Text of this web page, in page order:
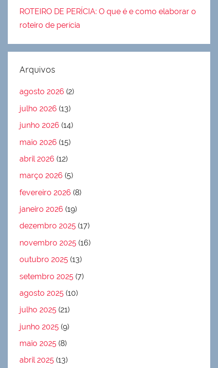
ROTEIRO DE PERÍCIA: O que é e como elaborar o
roteiro de perícia
Arquivos
agosto 2026 (2)
julho 2026 (13)
junho 2026 (14)
maio 2026 (15)
abril 2026 (12)
março 2026 (5)
fevereiro 2026 (8)
janeiro 2026 (19)
dezembro 2025 (17)
novembro 2025 (16)
outubro 2025 (13)
setembro 2025 (7)
agosto 2025 (10)
julho 2025 (21)
junho 2025 (9)
maio 2025 (8)
abril 2025 (13)